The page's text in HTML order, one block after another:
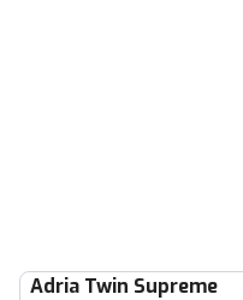
Adria Twin Supreme